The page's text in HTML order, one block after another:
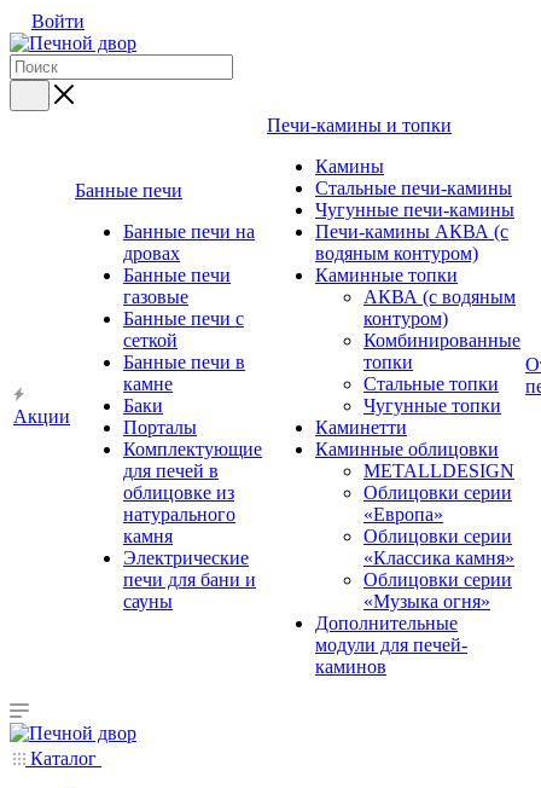
Войти
Акции
Банные печи
Банные печи на
дровах
Банные печи
газовые
Банные печи с
сеткой
Банные печи в
камне
Баки
Порталы
Комплектующие
для печей в
облицовке из
натурального
камня
Электрические
печи для бани и
сауны
Печи-камины и топки
Камины
Стальные печи-камины
Чугунные печи-камины
Печи-камины АКВА (с
водяным контуром)
Каминные топки
АКВА (с водяным
контуром)
Комбинированные
топки
Стальные топки
Чугунные топки
Каминетти
Каминные облицовки
METALLDESIGN
Облицовки серии
«Европа»
Облицовки серии
«Классика камня»
Облицовки серии
«Музыка огня»
Дополнительные
модули для печей-
каминов
Каталог